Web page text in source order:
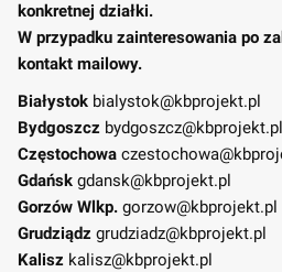
konkretnej działki.
W przypadku zainteresowania po
kontakt mailowy.
Białystok bialystok@kbprojekt.pl
Bydgoszcz bydgoszcz@kbprojekt.pl
Częstochowa
Gdańsk gdansk@kbprojekt.pl
Gorzów Wlkp. gorzow@kbprojekt.pl
Grudziądz grudziadz@kbprojekt.pl
Kalisz kalisz@kbprojekt.pl